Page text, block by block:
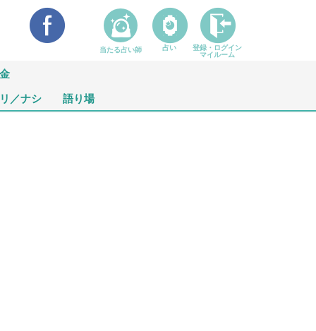
／ナシ 語り場
当たる占い師 占い
登録・ログイン
マイルーム